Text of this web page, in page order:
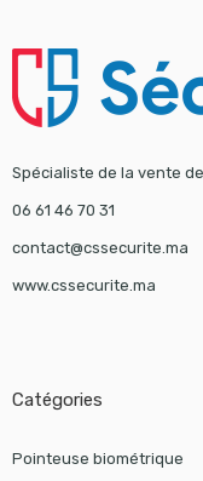
Spécialiste de la vente
06 61 46 70 31
contact@cssecurite.ma
www.cssecurite.ma
Catégories
Pointeuse biométrique